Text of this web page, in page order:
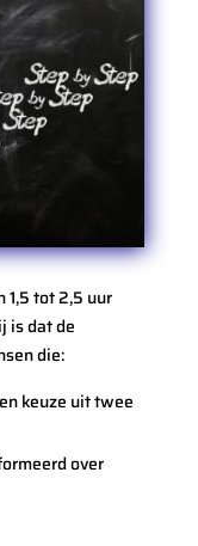
1,5 tot 2,5 uur
is dat de
die:
keuze uit twee
over